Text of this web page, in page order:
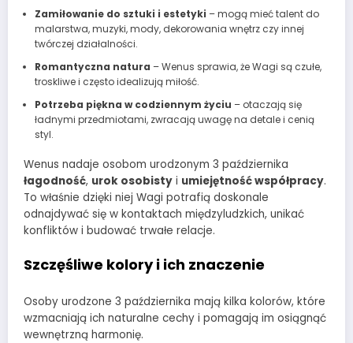
Zamiłowanie do sztuki i estetyki – mogą mieć talent do
malarstwa, muzyki, mody, dekorowania wnętrz czy innej
twórczej działalności.
Romantyczna natura – Wenus sprawia, że Wagi są czułe,
troskliwe i często idealizują miłość.
Potrzeba piękna w codziennym życiu – otaczają się
ładnymi przedmiotami, zwracają uwagę na detale i cenią
styl.
Wenus nadaje osobom urodzonym 3 października
łagodność, urok osobisty i umiejętność współpracy.
To właśnie dzięki niej Wagi potrafią doskonale
odnajdywać się w kontaktach międzyludzkich, unikać
konfliktów i budować trwałe relacje.
Szczęśliwe kolory i ich znaczenie
Osoby urodzone 3 października mają kilka kolorów, które
wzmacniają ich naturalne cechy i pomagają im osiągnąć
wewnętrzną harmonię.